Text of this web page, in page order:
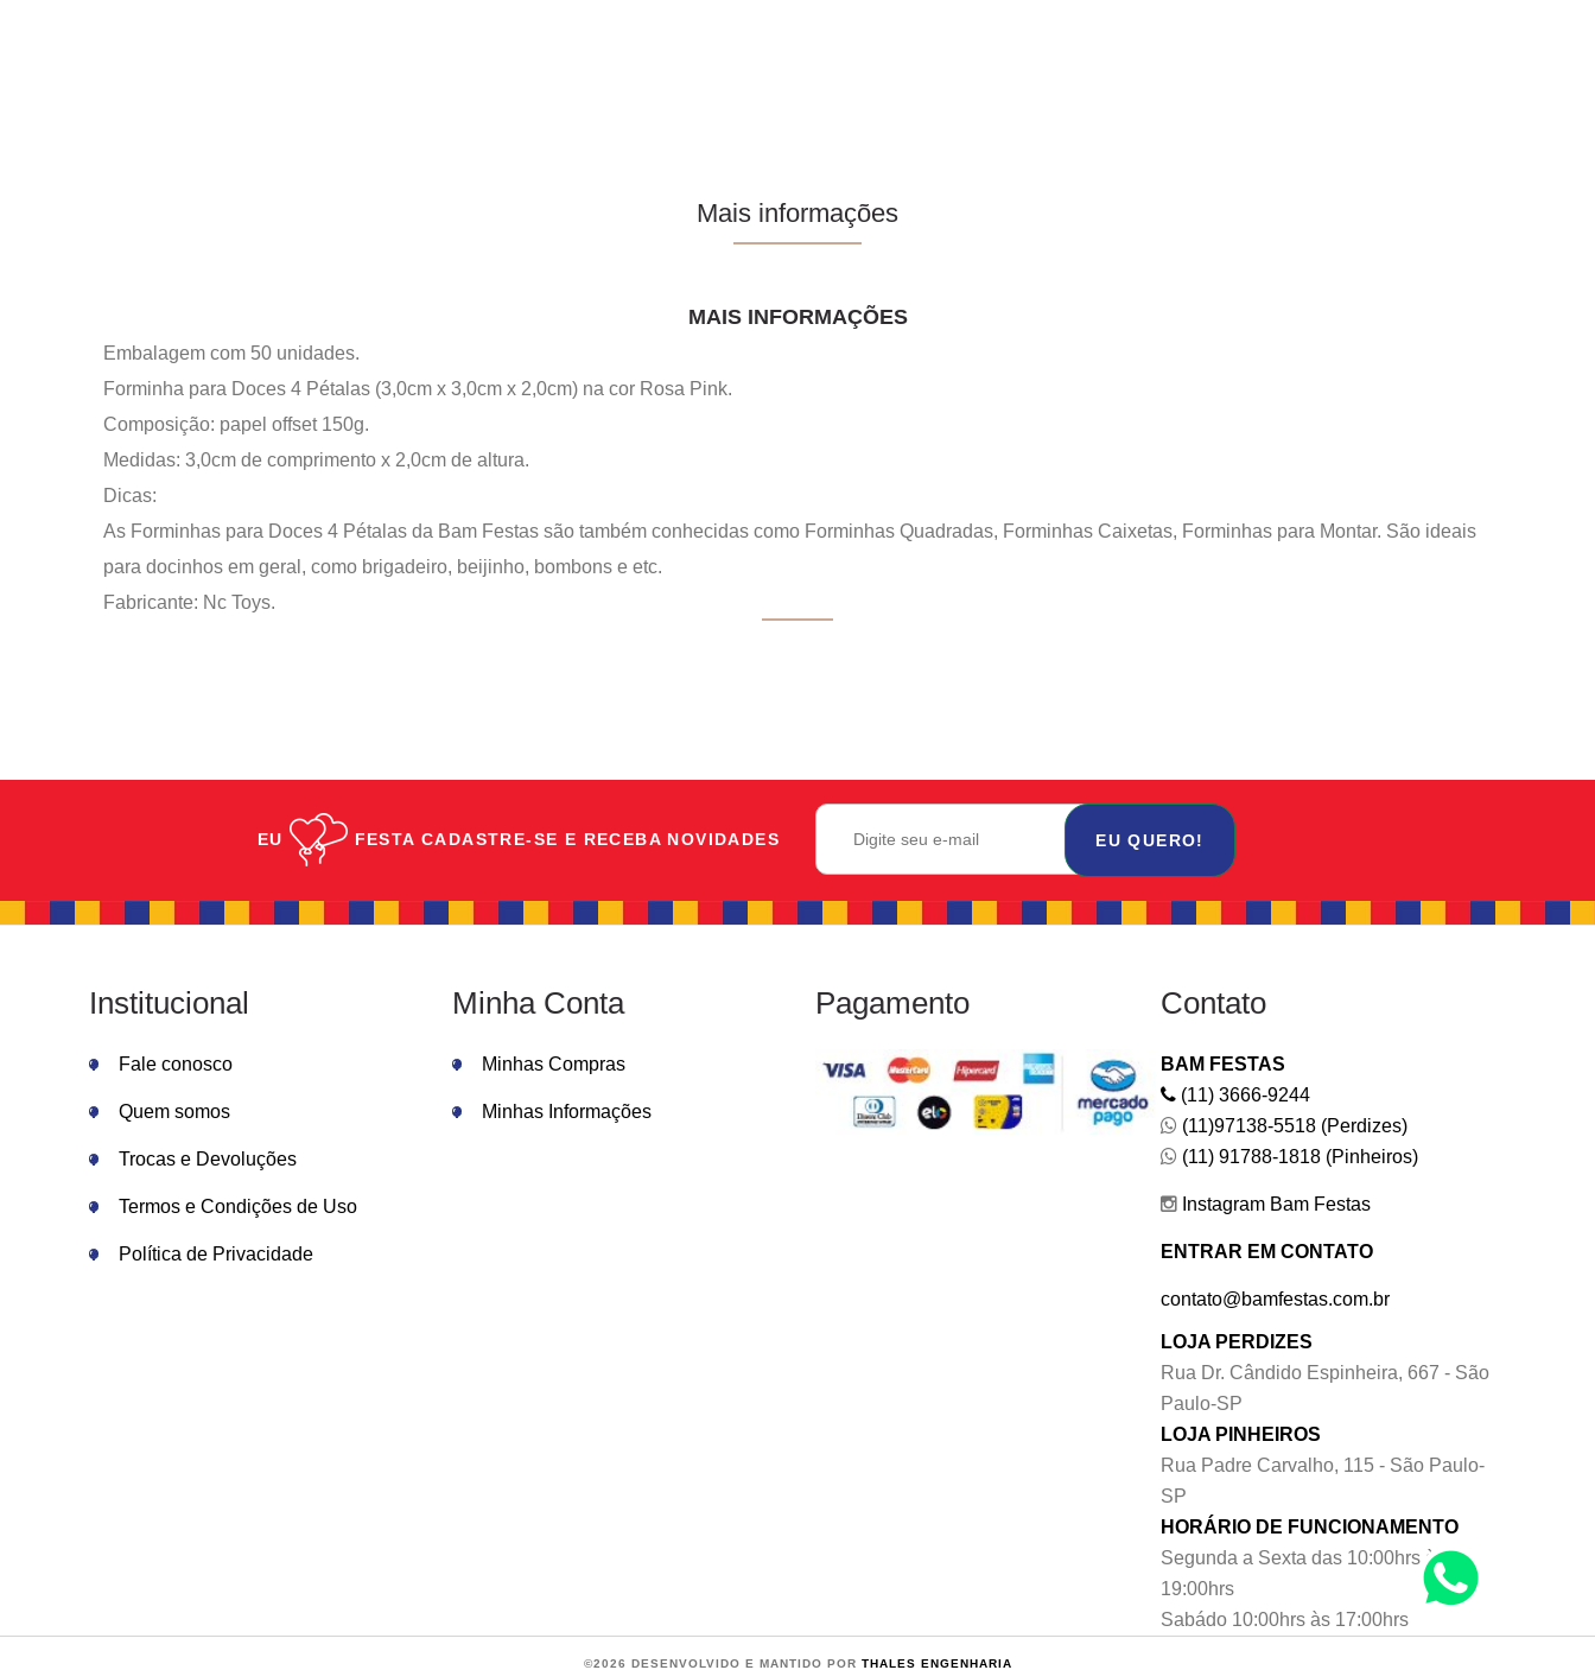
Mais informações
MAIS INFORMAÇÕES
Embalagem com 50 unidades.
Forminha para Doces 4 Pétalas (3,0cm x 3,0cm x 2,0cm) na cor Rosa Pink.
Composição: papel offset 150g.
Medidas: 3,0cm de comprimento x 2,0cm de altura.
Dicas:
As Forminhas para Doces 4 Pétalas da Bam Festas são também conhecidas como Forminhas Quadradas, Forminhas Caixetas, Forminhas para Montar. São ideais
para docinhos em geral, como brigadeiro, beijinho, bombons e etc.
Fabricante: Nc Toys.
EU FESTA CADASTRE-SE E RECEBA NOVIDADES EU QUERO!
Institucional
Fale conosco
Quem somos
Trocas e Devoluções
Termos e Condições de Uso
Política de Privacidade
Minha Conta
Minhas Compras
Minhas Informações
Pagamento Contato
BAM FESTAS
(11) 3666-9244
(11)97138-5518 (Perdizes)
(11) 91788-1818 (Pinheiros)
Instagram Bam Festas
ENTRAR EM CONTATO
contato@bamfestas.com.br
LOJA PERDIZES
Rua Dr. Cândido Espinheira, 667 - São
Paulo-SP
LOJA PINHEIROS
Rua Padre Carvalho, 115 - São Paulo-
SP
HORÁRIO DE FUNCIONAMENTO
Segunda a Sexta das 10:00hrs às
19:00hrs
Sabádo 10:00hrs às 17:00hrs
©2026 DESENVOLVIDO E MANTIDO POR THALES ENGENHARIA